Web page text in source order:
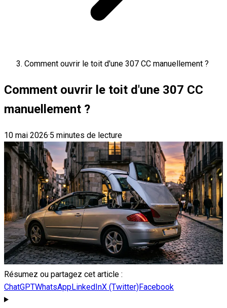
Comment ouvrir le toit d'une 307 CC manuellement ?
Comment ouvrir le toit d'une 307 CC
manuellement ?
10 mai 2026·5 minutes de lecture
Résumez ou partagez cet article :
ChatGPTWhatsAppLinkedInX (Twitter)Facebook